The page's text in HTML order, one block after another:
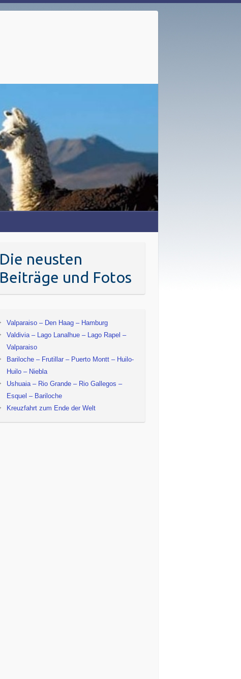
Die neusten
Beiträge und Fotos
Valparaiso – Den Haag – Hamburg
Valdivia – Lago Lanalhue – Lago Rapel –
Valparaiso
Bariloche – Frutillar – Puerto Montt – Huilo-
Huilo – Niebla
Ushuaia – Rio Grande – Rio Gallegos –
Esquel – Bariloche
Kreuzfahrt zum Ende der Welt